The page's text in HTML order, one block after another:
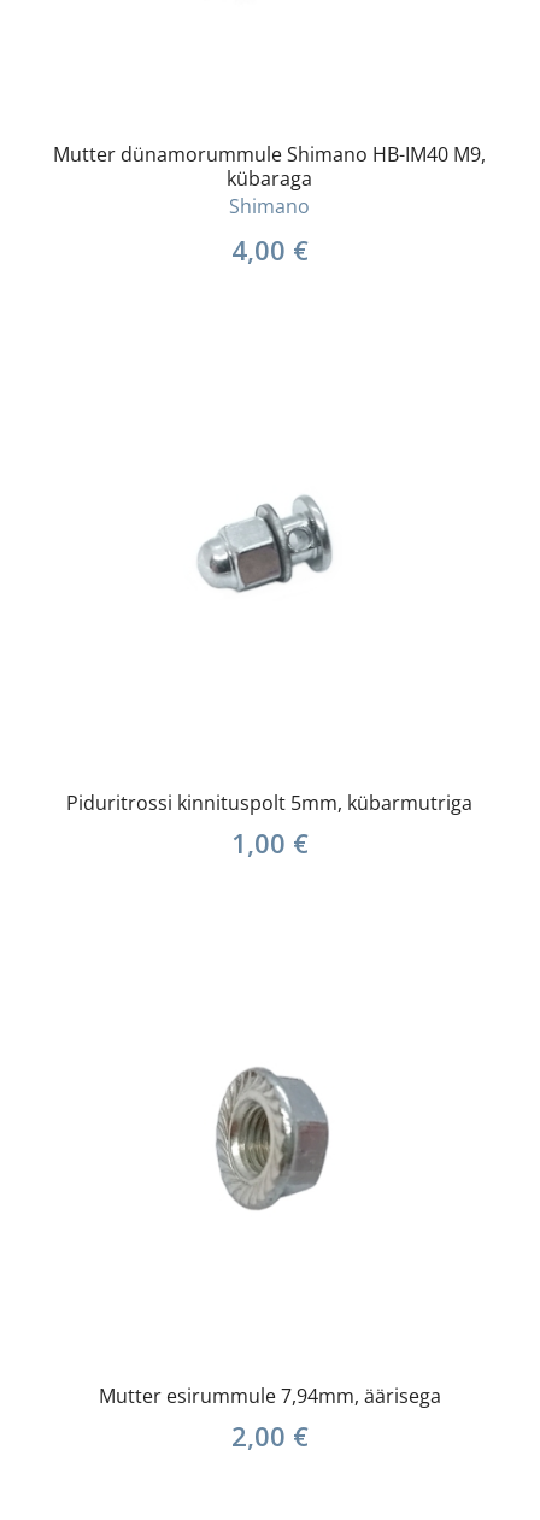
Mutter dünamorummule Shimano HB-IM40 M9,
kübaraga
Shimano
4,00 €
Piduritrossi kinnituspolt 5mm, kübarmutriga
1,00 €
Mutter esirummule 7,94mm, äärisega
2,00 €